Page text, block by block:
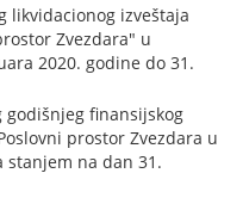
likvidacionog izveštaja
Zvezdara" u
2020. godine do 31.
godišnjeg finansijskog
prostor Zvezdara u
stanjem na dan 31.